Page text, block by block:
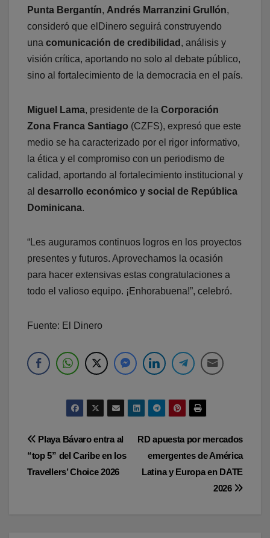
Punta Bergantín, Andrés Marranzini Grullón,
consideró que elDinero seguirá construyendo
una comunicación de credibilidad , análisis y
visión crítica, aportando no solo al debate público,
sino al fortalecimiento de la democracia en el país.
Miguel Lama, presidente de la Corporación
Zona Franca Santiago (CZFS), expresó que este
medio se ha caracterizado por el rigor informativo,
la ética y el compromiso con un periodismo de
calidad, aportando al fortalecimiento institucional y
al desarrollo económico y social de República
Dominicana.
“Les auguramos continuos logros en los proyectos
presentes y futuros. Aprovechamos la ocasión
para hacer extensivas estas congratulaciones a
todo el valioso equipo. ¡Enhorabuena!”, celebró.
Fuente: El Dinero
Navegación
de
RD apuesta por mercados
emergentes de América
Latina y Europa en DATE
2026
Playa Bávaro entra al
“top 5” del Caribe en los
Travellers’ Choice 2026